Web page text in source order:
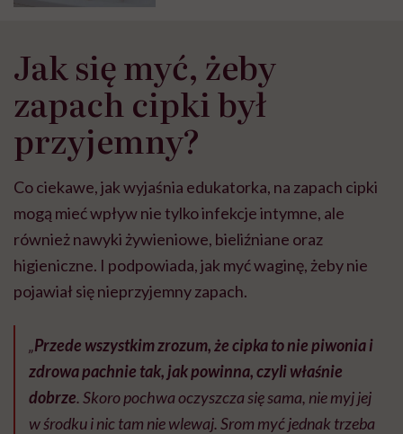
Jak się myć, żeby
zapach cipki był
przyjemny?
Co ciekawe, jak wyjaśnia edukatorka, na zapach cipki
mogą mieć wpływ nie tylko infekcje intymne, ale
również nawyki żywieniowe, bieliźniane oraz
higieniczne. I podpowiada, jak myć waginę, żeby nie
pojawiał się nieprzyjemny zapach.
„Przede wszystkim zrozum, że cipka to nie piwonia i
zdrowa pachnie tak, jak powinna, czyli właśnie
dobrze. Skoro pochwa oczyszcza się sama, nie myj jej
w środku i nic tam nie wlewaj. Srom myć jednak trzeba